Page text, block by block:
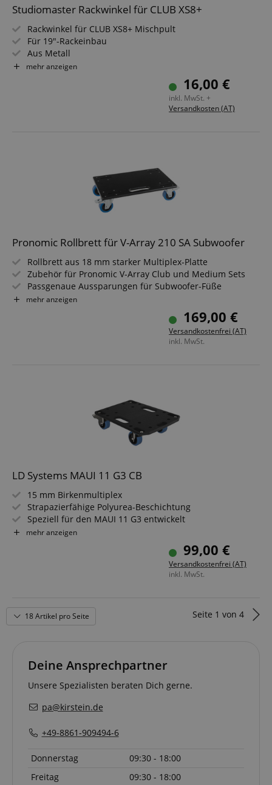
Studiomaster Rackwinkel für CLUB XS8+
Rackwinkel für CLUB XS8+ Mischpult
Für 19"-Rackeinbau
Aus Metall
Farbe: Schwarz
mehr anzeigen
16,00 €
inkl. MwSt. +
Versandkosten (AT)
Pronomic Rollbrett für V-Array 210 SA Subwoofer
Rollbrett aus 18 mm starker Multiplex-Platte
Zubehör für Pronomic V-Array Club und Medium Sets
Passgenaue Aussparungen für Subwoofer-Füße
4 Lenkrollen (2 mit Bremse)
mehr anzeigen
169,00 €
Versandkostenfrei (AT)
inkl. MwSt.
LD Systems MAUI 11 G3 CB
15 mm Birkenmultiplex
Strapazierfähige Polyurea-Beschichtung
Speziell für den MAUI 11 G3 entwickelt
Vier 80-mm-Schwerlastrollen, zwei davon mit
Kann zusammen mit der SUB Schutzhülle verwendet
mehr anzeigen
99,00 €
Versandkostenfrei (AT)
inkl. MwSt.
18 Artikel pro Seite Seite 1 von 4
Deine Ansprechpartner
Unsere Spezialisten beraten Dich gerne.
pa@kirstein.de
+49-8861-909494-6
Donnerstag
09:30 - 18:00
Freitag
09:30 - 18:00